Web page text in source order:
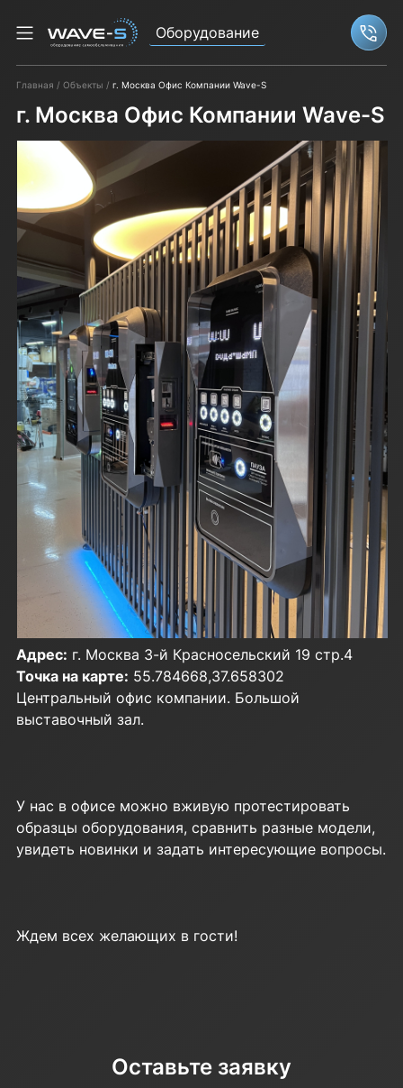
Оборудование
Главная Объекты г. Москва Офис Компании Wave-S
г. Москва Офис Компании Wave-S
Адрес: г. Москва 3-й Красносельский 19 стр.4
Точка на карте: 55.784668,37.658302
Центральный офис компании. Большой
выставочный зал.
У нас в офисе можно вживую протестировать
образцы оборудования, сравнить разные модели,
увидеть новинки и задать интересующие вопросы.
Ждем всех желающих в гости!
Оставьте заявку